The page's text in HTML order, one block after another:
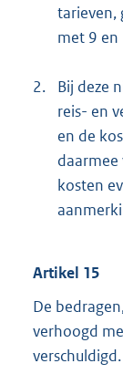
tarieven,
met 9 en
2.
Bij deze
reis- en
en de
kosten
Artikel 15
De
verhoogd
verschuldigd.